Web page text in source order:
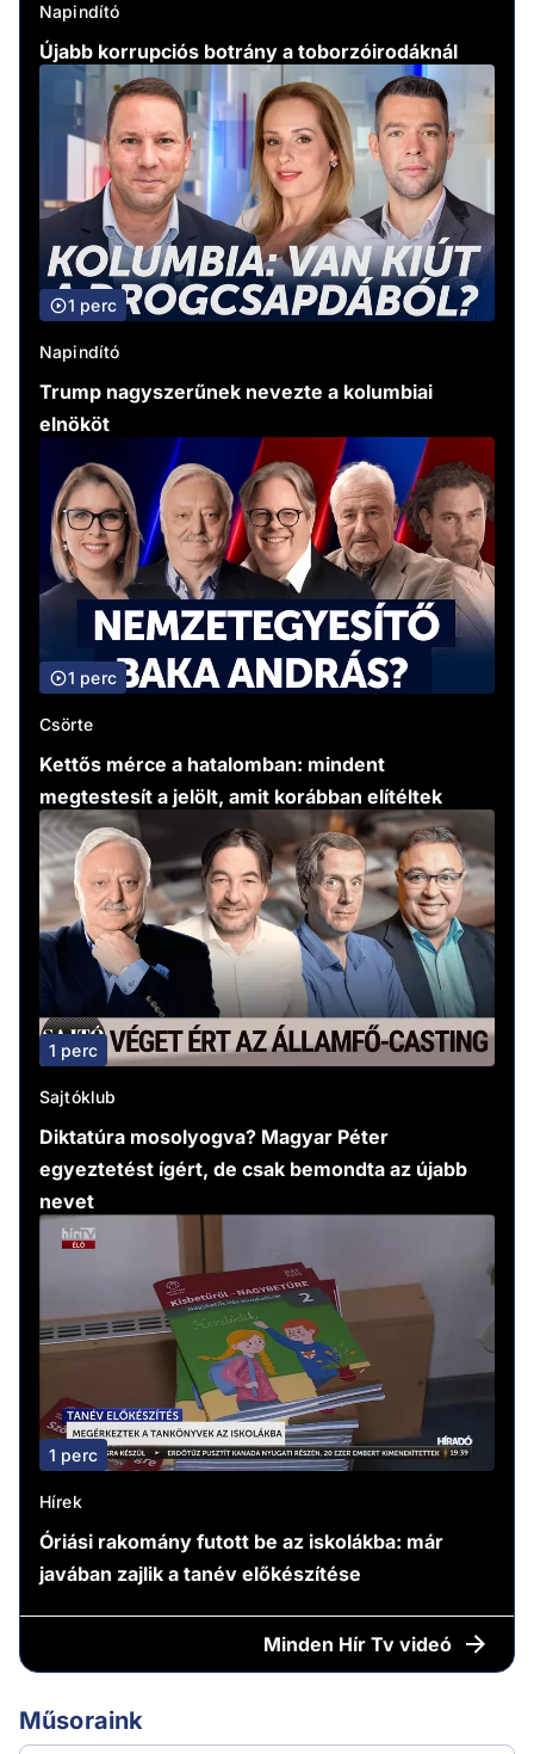
Napindító
Újabb korrupciós botrány a toborzóirodáknál
1 perc
Napindító
Trump nagyszerűnek nevezte a kolumbiai
elnököt
1 perc
Csörte
Kettős mérce a hatalomban: mindent
megtestesít a jelölt, amit korábban elítéltek
1 perc
Sajtóklub
Diktatúra mosolyogva? Magyar Péter
egyeztetést ígért, de csak bemondta az újabb
nevet
1 perc
Hírek
Óriási rakomány futott be az iskolákba: már
javában zajlik a tanév előkészítése
Minden Hír Tv videó
Műsoraink